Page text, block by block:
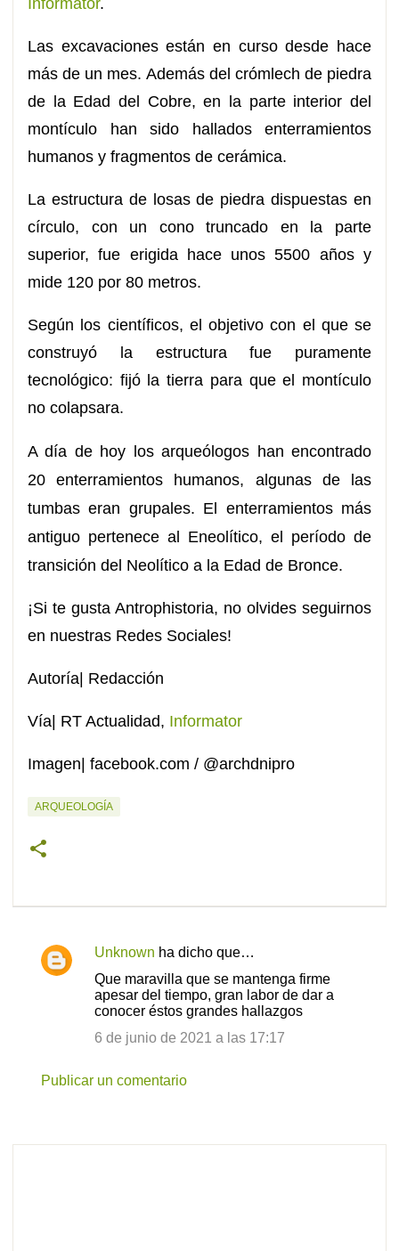
Informator.
Las excavaciones están en curso desde hace
más de un mes. Además del crómlech de piedra
de la Edad del Cobre, en la parte interior del
montículo han sido hallados enterramientos
humanos y fragmentos de cerámica.
La estructura de losas de piedra dispuestas en
círculo, con un cono truncado en la parte
superior, fue erigida hace unos 5500 años y
mide 120 por 80 metros.
Según los científicos, el objetivo con el que se
construyó la estructura fue puramente
tecnológico: fijó la tierra para que el montículo
no colapsara.
A día de hoy los arqueólogos han encontrado
20enterramientos humanos, algunas de las
tumbas eran grupales. El enterramientos más
antiguo pertenece al Eneolítico, el período de
transición del Neolítico a la Edad de Bronce.
¡Si te gusta Antrophistoria, no olvides seguirnos
en nuestras Redes Sociales!
Autoría| Redacción
Vía| RT Actualidad, Informator
Imagen| facebook.com / @archdnipro
ARQUEOLOGÍA
C
t
Unknown ha dicho que…
Que maravilla que se mantenga firme
apesar del tiempo, gran labor de dar a
conocer éstos grandes hallazgos
6 de junio de 2021 a las 17:17
Publicar un comentario